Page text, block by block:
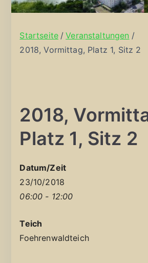
Startseite
Veranstaltungen
2018, Vormittag, Platz 1, Sitz 2
2018,
Platz 1, Sitz 2
Datum/Zeit
23/10/2018
06:00 - 12:00
Teich
Foehrenwaldteich